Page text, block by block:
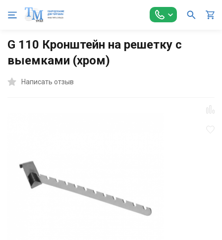
Главная Торговое оборудование Решетки торговые и
G 110 Кронштейн на решетку с
выемками (хром)
Написать отзыв